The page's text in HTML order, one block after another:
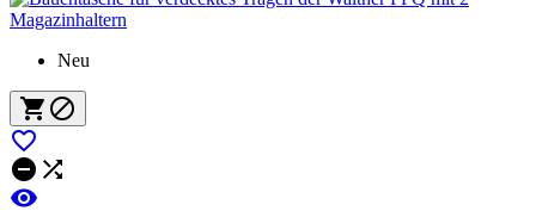
Neu
 

 
